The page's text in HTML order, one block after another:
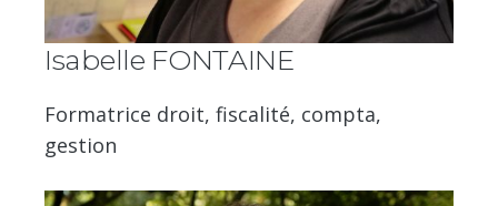
Isabelle FONTAINE
Formatrice droit, fiscalité, compta,
gestion